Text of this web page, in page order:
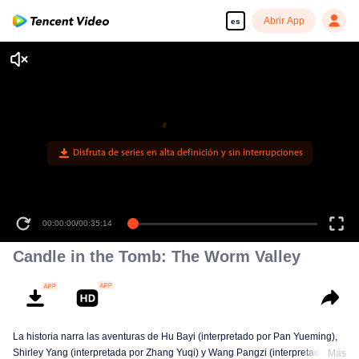
es Abrir App
Disfruta de series en alta definición y sin interrupciones
00:00:00/00:35:14
Candle in the Tomb: The Worm Valley
La historia narra las aventuras de Hu Bayi (interpretado por Pan Yueming),
Shirley Yang (interpretada por Zhang Yuqi) y Wang Pangzi (interpretado por
Más